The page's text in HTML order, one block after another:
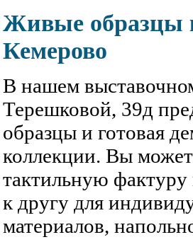
Живые образцы
Кемерово
В нашем
Терешковой, 39д
образцы и готовая
коллекции. Вы
тактильную фактуру
к другу для
материалов,